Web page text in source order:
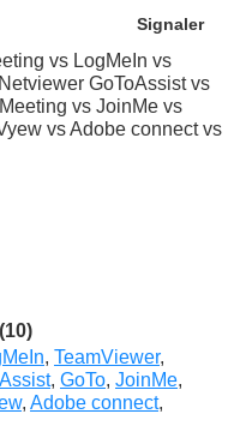
Signaler
vs LogMeIn vs
GoToAssist vs
vs JoinMe vs
vs Adobe connect vs
, TeamViewer,
, GoTo, JoinMe,
, Adobe connect,